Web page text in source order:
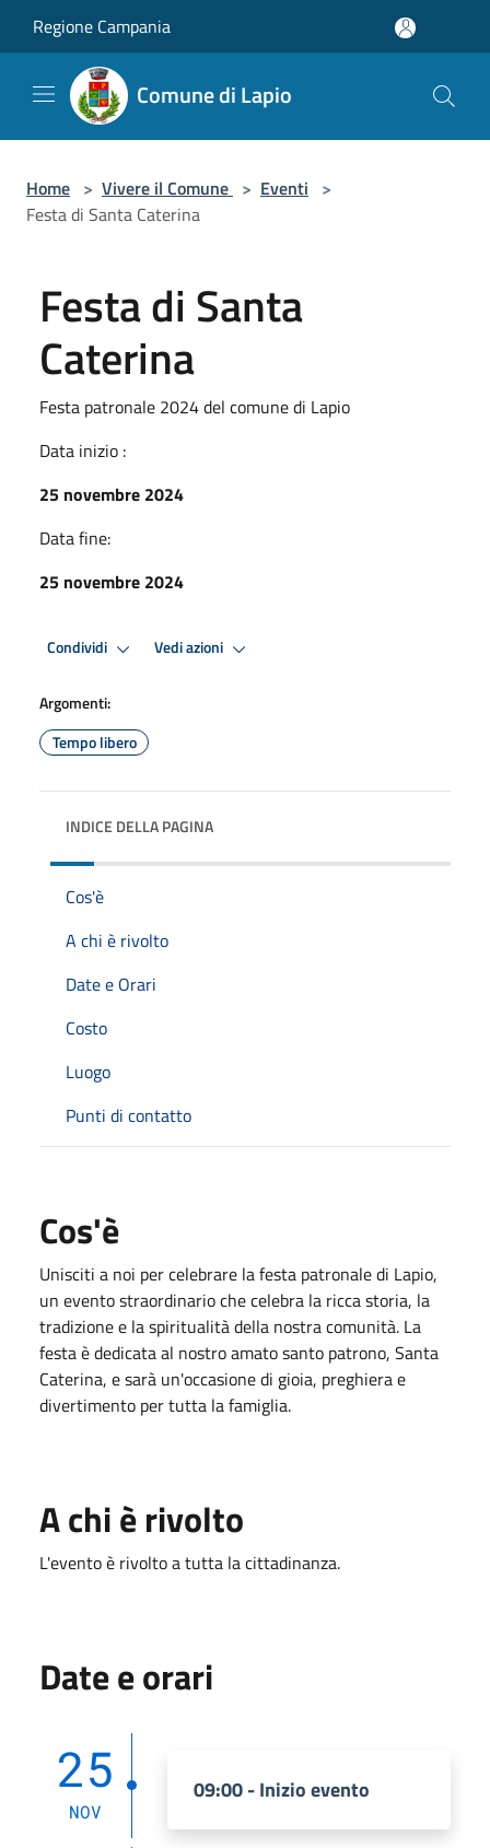
Regione Campania
Comune di Lapio
Home > Vivere il Comune > Eventi >
Festa di Santa Caterina
Festa di Santa
Caterina
Festa patronale 2024 del comune di Lapio
Data inizio :
25 novembre 2024
Data fine:
25 novembre 2024
Condividi Vedi azioni
Argomenti:
Tempo libero
INDICE DELLA PAGINA
Cos'è
A chi è rivolto
Date e Orari
Costo
Luogo
Punti di contatto
Cos'è
Unisciti a noi per celebrare la festa patronale di Lapio,
un evento straordinario che celebra la ricca storia, la
tradizione e la spiritualità della nostra comunità. La
festa è dedicata al nostro amato santo patrono, Santa
Caterina, e sarà un'occasione di gioia, preghiera e
divertimento per tutta la famiglia.
A chi è rivolto
L'evento è rivolto a tutta la cittadinanza.
Date e orari
25
NOV
09:00 - Inizio evento